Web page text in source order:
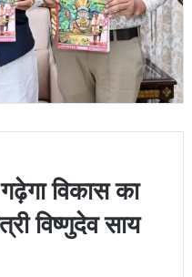
विकास का
विष्णुदेव साय